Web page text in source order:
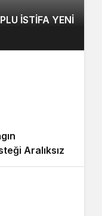
YENİ
Aralıksız